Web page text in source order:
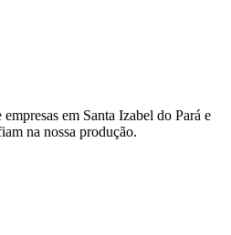
em Santa Izabel do Pará e
na nossa produção.